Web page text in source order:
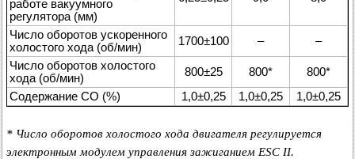
работе вакуумного
регулятора (мм)
Число оборотов ускоренного
холостого хода (об/мин)
1700±100 –
–
Число оборотов холостого
хода (об/мин)
800±25 800*
800*
Содержание CO (%)
1,0±0,25 1,0±0,25 1,0±0,25
* Число оборотов холостого хода двигателя регулируется
электронным модулем управления зажиганием ESC II.